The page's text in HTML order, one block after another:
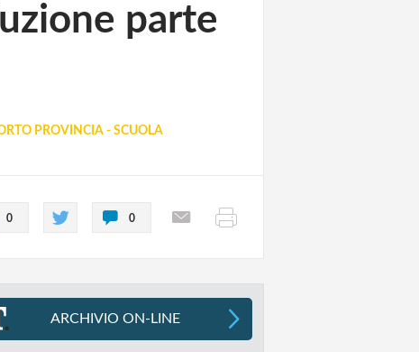
parte
PROVINCIA - SCUOLA
0 0
ARCHIVIO ON-LINE